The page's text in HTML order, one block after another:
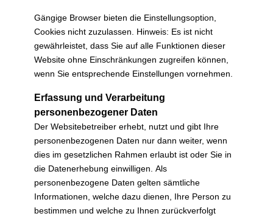
Gängige Browser bieten die Einstellungsoption,
Cookies nicht zuzulassen. Hinweis: Es ist nicht
gewährleistet, dass Sie auf alle Funktionen dieser
Website ohne Einschränkungen zugreifen können,
wenn Sie entsprechende Einstellungen vornehmen.
Erfassung und Verarbeitung
personenbezogener Daten
Der Websitebetreiber erhebt, nutzt und gibt Ihre
personenbezogenen Daten nur dann weiter, wenn
dies im gesetzlichen Rahmen erlaubt ist oder Sie in
die Datenerhebung einwilligen. Als
personenbezogene Daten gelten sämtliche
Informationen, welche dazu dienen, Ihre Person zu
bestimmen und welche zu Ihnen zurückverfolgt